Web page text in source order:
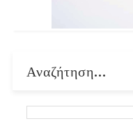
Αναζήτηση...